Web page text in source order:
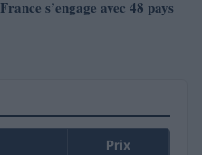
s’engage avec 48 pays
Prix